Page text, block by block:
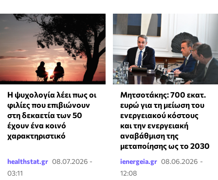
⁠Η ψυχολογία λέει πως οι
φιλίες που επιβιώνουν
στη δεκαετία των 50
έχουν ένα κοινό
χαρακτηριστικό
healthstat.gr 08.07.2026 -
03:11
Μητσοτάκης: 700 εκατ.
ευρώ για τη μείωση του
ενεργειακού κόστους
και την ενεργειακή
αναβάθμιση της
μεταποίησης ως το 2030
ienergeia.gr 08.06.2026 -
12:08